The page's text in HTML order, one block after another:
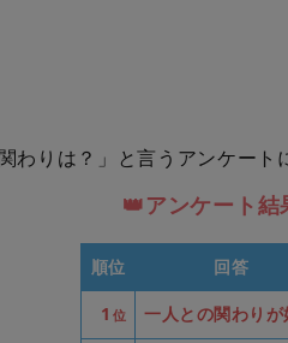
関わりは？」と言うアンケー
👑アンケート結
順位 回答
1 位 一人との関わりが